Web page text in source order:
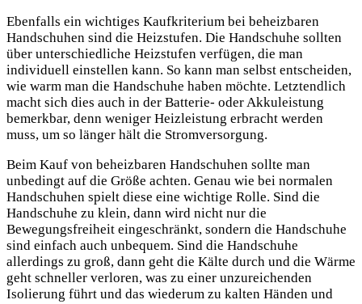
Ebenfalls ein wichtiges Kaufkriterium bei beheizbaren
Handschuhen sind die Heizstufen. Die Handschuhe sollten
über unterschiedliche Heizstufen verfügen, die man
individuell einstellen kann. So kann man selbst entscheiden,
wie warm man die Handschuhe haben möchte. Letztendlich
macht sich dies auch in der Batterie- oder Akkuleistung
bemerkbar, denn weniger Heizleistung erbracht werden
muss, um so länger hält die Stromversorgung.
Beim Kauf von beheizbaren Handschuhen sollte man
unbedingt auf die Größe achten. Genau wie bei normalen
Handschuhen spielt diese eine wichtige Rolle. Sind die
Handschuhe zu klein, dann wird nicht nur die
Bewegungsfreiheit eingeschränkt, sondern die Handschuhe
sind einfach auch unbequem. Sind die Handschuhe
allerdings zu groß, dann geht die Kälte durch und die Wärme
geht schneller verloren, was zu einer unzureichenden
Isolierung führt und das wiederum zu kalten Händen und